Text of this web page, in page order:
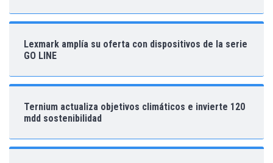
Lexmark amplía su oferta con dispositivos de la serie
GO LINE
Ternium actualiza objetivos climáticos e invierte 120
mdd sostenibilidad